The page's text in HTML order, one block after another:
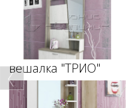
вешалка "ТРИО"